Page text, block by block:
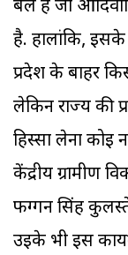
बल है जो
है. हालांकि, इसके
प्रदेश के बाहर
लेकिन राज्य की
हिस्सा लेना कोई
केंद्रीय ग्रामीण
फग्गन सिंह
उइके भी इस